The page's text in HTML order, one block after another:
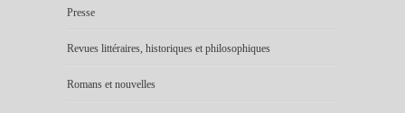
Presse
Revues littéraires, historiques et philosophiques
Romans et nouvelles